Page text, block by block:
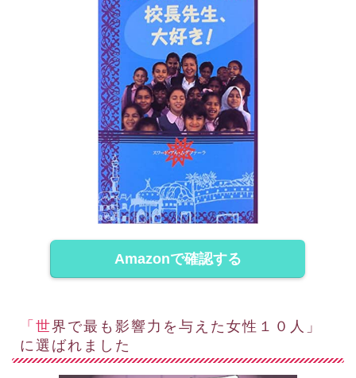
Amazonで確認する
「世界で最も影響力を与えた女性１０人」
に選ばれました